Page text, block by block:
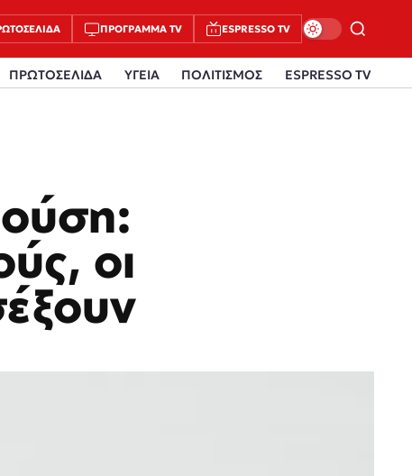
ΠΡΌΓΡΑΜΜΑ TV ESPRESSO TV
ΠΡΩΤΟΣΕΛΙΔΑ ΥΓΕΙΑ ΠΟΛΙΤΙΣΜΟΣ ESPRESSO TV
οι